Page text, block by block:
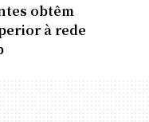
obtêm
à rede